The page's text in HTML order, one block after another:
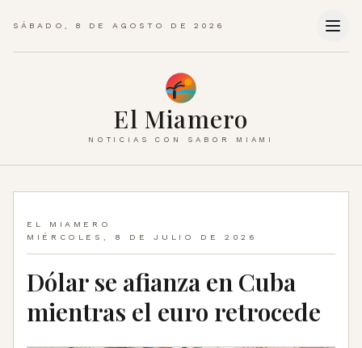
SÁBADO, 8 DE AGOSTO DE 2026
El Miamero
NOTICIAS CON SABOR MIAMI
EL MIAMERO
MIÉRCOLES, 8 DE JULIO DE 2026
Dólar se afianza en Cuba
mientras el euro retrocede